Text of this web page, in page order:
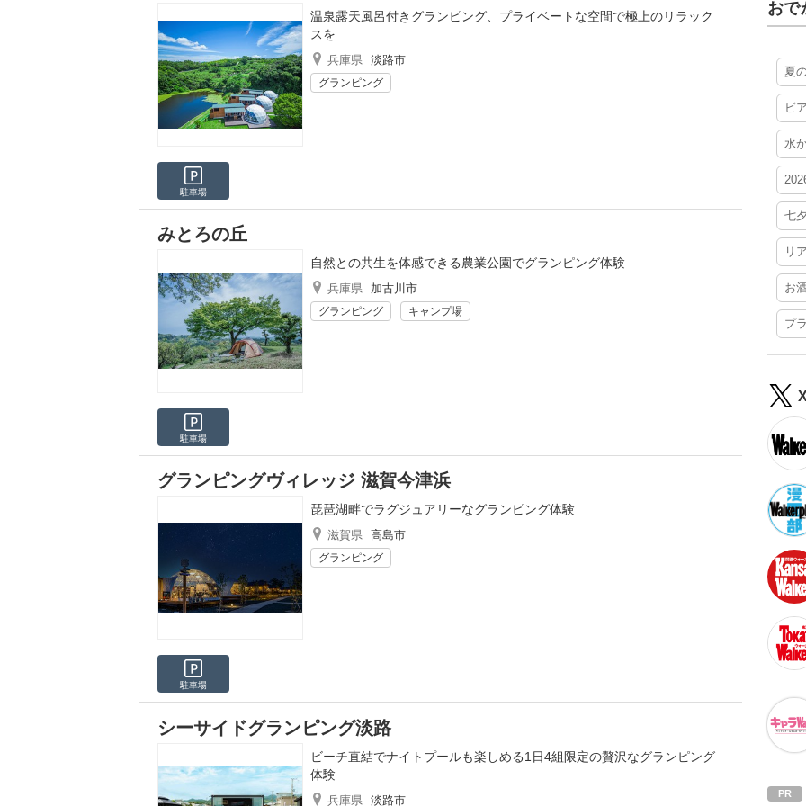
温泉露天風呂付きグランピング、プライベートな空間で極上のリラック
スを
兵庫県 淡路市
グランピング
駐車場
みとろの丘
自然との共生を体感できる農業公園でグランピング体験
兵庫県 加古川市
グランピング キャンプ場
駐車場
グランピングヴィレッジ 滋賀今津浜
琵琶湖畔でラグジュアリーなグランピング体験
滋賀県 高島市
グランピング
駐車場
シーサイドグランピング淡路
ビーチ直結でナイトプールも楽しめる1日4組限定の贅沢なグランピング
体験
兵庫県 淡路市
おで
夏
ビ
水
七
リ
お
プ